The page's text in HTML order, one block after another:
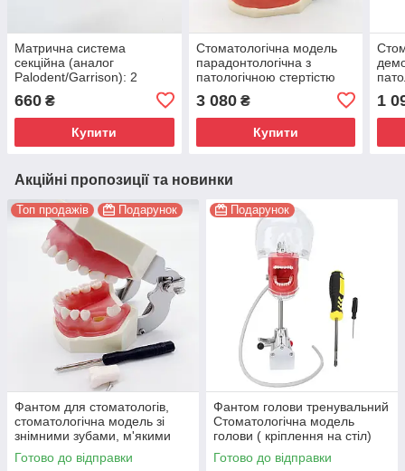
Матрична система
секційна (аналог
Palodent/Garrison): 2
кільця + 120 матриць + 20
клинців
660 ₴
Купити
Стоматологічна модель
парадонтологічна з
патологічною стертістю
3 080₴
Купити
1
Акційні пропозиції та новинки
Топ продажів Подарунок
Фантом для стоматологів,
стоматологічна модель зі
знімними зубами, м'якими
яснами
Готово до відправки
Подарунок
Фантом голови тренувальний
Стоматологічна модель
голови ( кріплення на стіл)
Готово до відправки